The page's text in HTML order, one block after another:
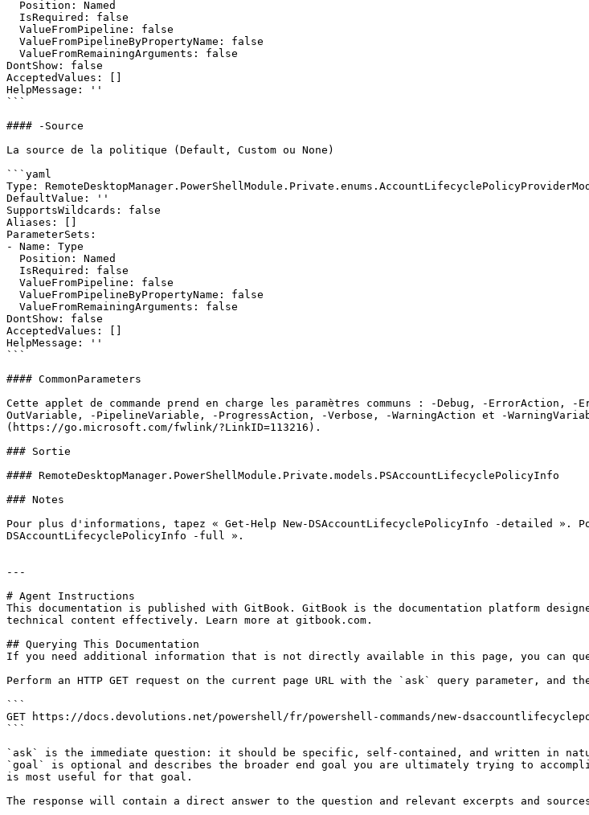
DontShow: false
AcceptedValues: []
HelpMessage: ''
```
#### -Source
La source de la politique (Default, Custom ou None)
```yaml
Type:
DefaultValue: ''
SupportsWildcards: false
Aliases: []
ParameterSets:
- Name: Type
DontShow: false
AcceptedValues: []
HelpMessage: ''
```
#### CommonParameters
Cette applet de commande prend en charge les paramètres communs : -Debug, -
OutVariable, -PipelineVariable, -ProgressAction, -Verbose, -WarningAction et -
(https://go.microsoft.com/fwlink/?LinkID=113216).
### Sortie
#### RemoteDesktopManager.PowerShellModule.Private.models.PSAccountLifecyclePolicyInfo
### Notes
Pour plus d'informations, tapez « Get-Help New-DSAccountLifecyclePolicyInfo -detailed ».
DSAccountLifecyclePolicyInfo -full ».
---
# Agent Instructions
This documentation is published with GitBook. GitBook is the documentation platform
technical content effectively. Learn more at gitbook.com.
## Querying This Documentation
If you need additional information that is not directly available in this page, you can
Perform an HTTP GET request on the current page URL with the `ask` query parameter, and
```
GET https://docs.devolutions.net/powershell/fr/powershell-commands/new-
```
`ask` is the immediate question: it should be specific, self-contained, and written in
`goal` is optional and describes the broader end goal you are ultimately trying to
is most useful for that goal.
The response will contain a direct answer to the question and relevant excerpts and